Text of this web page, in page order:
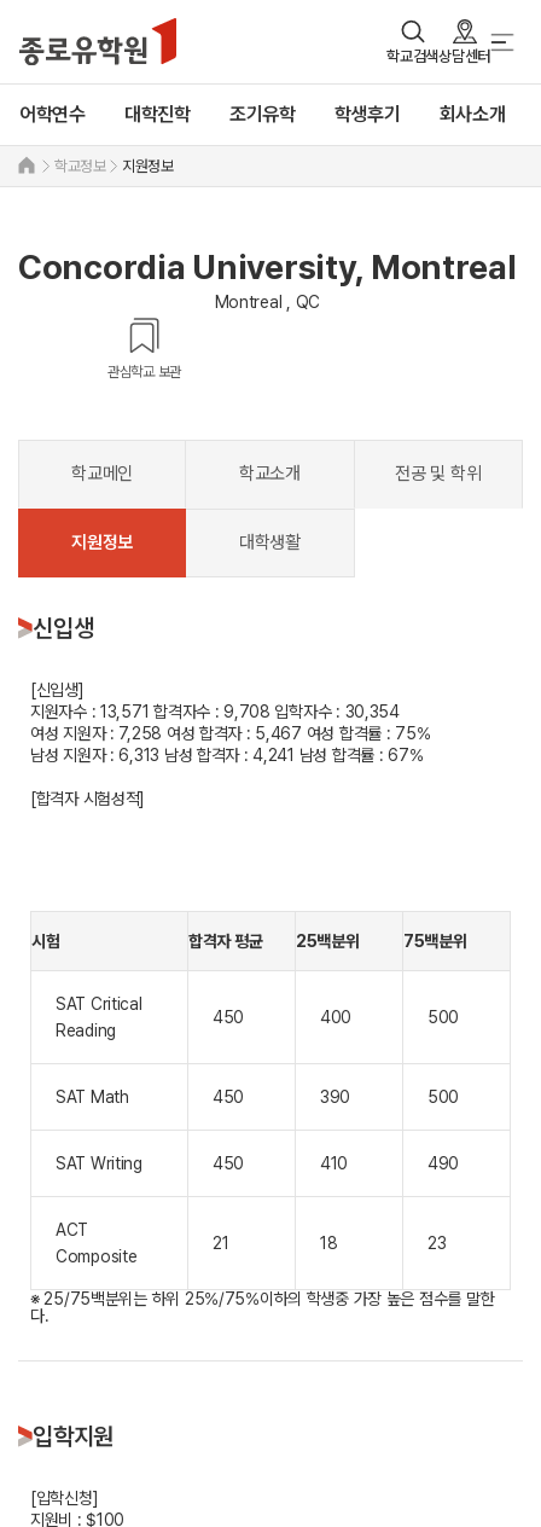
학교검색상담센터
어학연수 대학진학 조기유학 학생후기 회사소개
학교정보 지원정보
Concordia University, Montreal
Montreal , QC
관심학교 보관
학교메인 학교소개 전공 및 학위
지원정보 대학생활
신입생
[신입생]
지원자수 : 13,571 합격자수 : 9,708 입학자수 : 30,354
여성 지원자 : 7,258 여성 합격자 : 5,467 여성 합격률 : 75%
남성 지원자 : 6,313 남성 합격자 : 4,241 남성 합격률 : 67%
[합격자 시험성적]
시험 합격자 평균 25백분위 75백분위
SAT Critical
Reading
450 400 500
SAT Math 450 390 500
SAT Writing 450 410 490
ACT
Composite
21 18 23
※ 25/75백분위는 하위 25%/75%이하의 학생중 가장 높은 점수를 말한
다.
입학지원
[입학신청]
지원비 : $100